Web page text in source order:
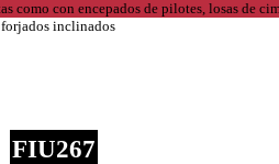
FIU267